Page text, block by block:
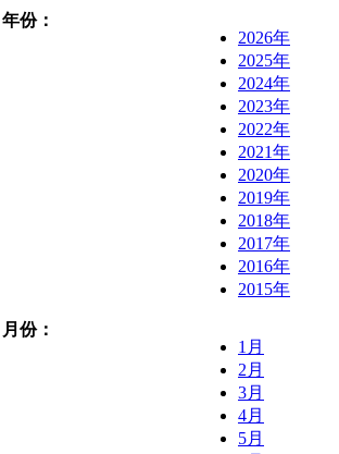
年份：
2026年
2025年
2024年
2023年
2022年
2021年
2020年
2019年
2018年
2017年
2016年
2015年
月份：
1月
2月
3月
4月
5月